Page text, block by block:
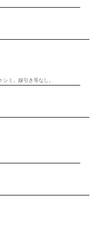
ミ。線引き等なし。